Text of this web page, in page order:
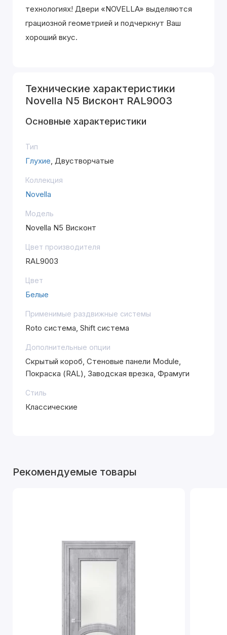
технологиях! Двери «NOVELLA» выделяютcя
грациозной геометрией и подчеркнут Ваш
хороший вкус.
Технические характеристики
Novella N5 Висконт RAL9003
Основные характеристики
Тип
Глухие, Двустворчатые
Коллекция
Novella
Модель
Novella N5 Висконт
Цвет производителя
RAL9003
Цвет
Белые
Применимые раздвижные системы
Roto система, Shift система
Дополнительные опции
Скрытый короб, Стеновые панели Module,
Покраска (RAL), Заводская врезка, Фрамуги
Стиль
Классические
Рекомендуемые товары